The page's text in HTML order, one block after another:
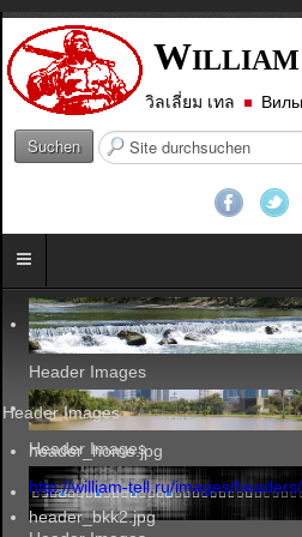
WILLIAM
วิลเลี่ยม เทล
Suchen
S
e
.
.
.
Header Images
Header Images
Header Images
header_home.jpg
http://william-tell.ru/images/
header_bkk2.jpg